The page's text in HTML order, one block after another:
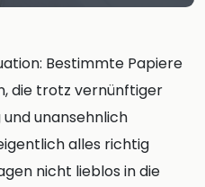
Bestimmte Papiere
die trotz vernünftiger
unansehnlich
alles richtig
nicht lieblos in die